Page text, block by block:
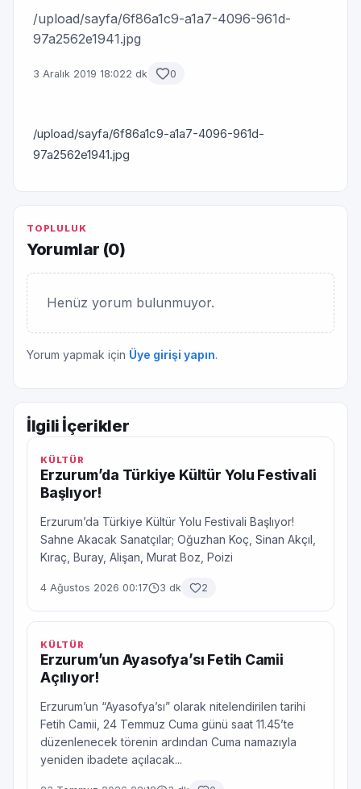
/upload/sayfa/6f86a1c9-a1a7-4096-961d-
97a2562e1941.jpg
3 Aralık 2019 18:022 dk 0
/upload/sayfa/6f86a1c9-a1a7-4096-961d-
97a2562e1941.jpg
TOPLULUK
Yorumlar (0)
Henüz yorum bulunmuyor.
Yorum yapmak için Üye girişi yapın.
İlgili İçerikler
KÜLTÜR
Erzurum’da Türkiye Kültür Yolu Festivali
Başlıyor!
Erzurum’da Türkiye Kültür Yolu Festivali Başlıyor!
Sahne Akacak Sanatçılar; Oğuzhan Koç, Sinan Akçıl,
Kıraç, Buray, Alişan, Murat Boz, Poizi
4 Ağustos 2026 00:17 3 dk 2
KÜLTÜR
Erzurum’un Ayasofya’sı Fetih Camii
Açılıyor!
Erzurum’un “Ayasofya’sı” olarak nitelendirilen tarihi
Fetih Camii, 24 Temmuz Cuma günü saat 11.45’te
düzenlenecek törenin ardından Cuma namazıyla
yeniden ibadete açılacak...